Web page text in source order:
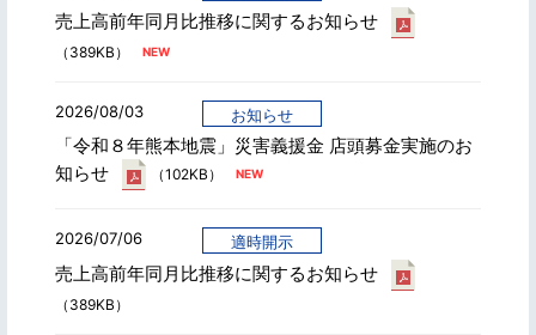
売上高前年同月比推移に関するお知らせ
（389KB）
2026/08/03 お知らせ
「令和８年熊本地震」災害義援金 店頭募金実施のお
知らせ
（102KB）
2026/07/06 適時開示
売上高前年同月比推移に関するお知らせ
（389KB）